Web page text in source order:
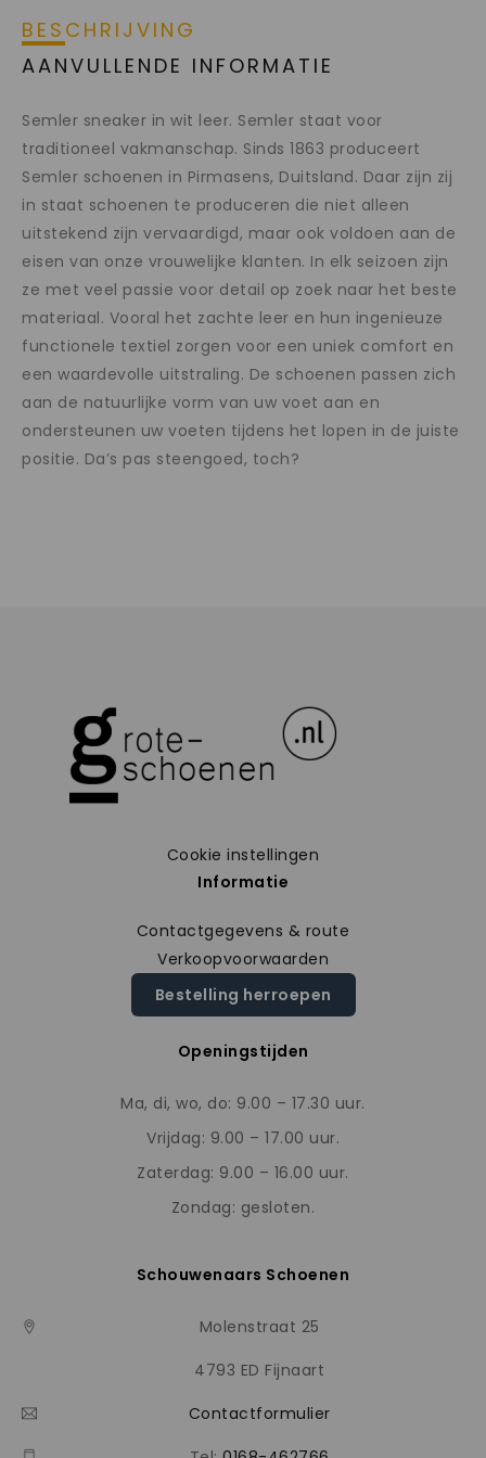
BESCHRIJVING
AANVULLENDE INFORMATIE
Semler sneaker in wit leer. Semler staat voor
traditioneel vakmanschap. Sinds 1863 produceert
Semler schoenen in Pirmasens, Duitsland. Daar zijn zij
in staat schoenen te produceren die niet alleen
uitstekend zijn vervaardigd, maar ook voldoen aan de
eisen van onze vrouwelijke klanten. In elk seizoen zijn
ze met veel passie voor detail op zoek naar het beste
materiaal. Vooral het zachte leer en hun ingenieuze
functionele textiel zorgen voor een uniek comfort en
een waardevolle uitstraling. De schoenen passen zich
aan de natuurlijke vorm van uw voet aan en
ondersteunen uw voeten tijdens het lopen in de juiste
positie. Da’s pas steengoed, toch?
Cookie instellingen
Informatie
Contactgegevens & route
Verkoopvoorwaarden
Bestelling herroepen
Openingstijden
Ma, di, wo, do: 9.00 – 17.30 uur.
Vrijdag: 9.00 – 17.00 uur.
Zaterdag: 9.00 – 16.00 uur.
Zondag: gesloten.
Schouwenaars Schoenen
Molenstraat 25
4793 ED Fijnaart
Contactformulier